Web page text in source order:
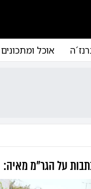
אוכל ומתכונים
עלהגר"מ מאיה: